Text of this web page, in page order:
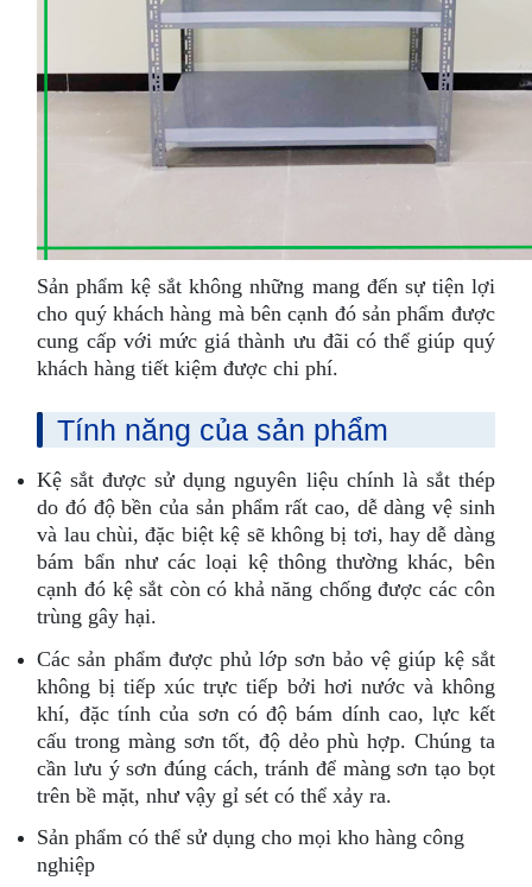
Sản phẩm kệ sắt không những mang đến sự tiện lợi
cho quý khách hàng mà bên cạnh đó sản phẩm được
cung cấp với mức giá thành ưu đãi có thể giúp quý
khách hàng tiết kiệm được chi phí.
Tính năng của sản phẩm
Kệ sắt được sử dụng nguyên liệu chính là sắt thép
do đó độ bền của sản phẩm rất cao, dễ dàng vệ sinh
và lau chùi, đặc biệt kệ sẽ không bị tơi, hay dễ dàng
bám bẩn như các loại kệ thông thường khác, bên
cạnh đó kệ sắt còn có khả năng chống được các côn
trùng gây hại.
Các sản phẩm được phủ lớp sơn bảo vệ giúp kệ sắt
không bị tiếp xúc trực tiếp bởi hơi nước và không
khí, đặc tính của sơn có độ bám dính cao, lực kết
cấu trong màng sơn tốt, độ dẻo phù hợp. Chúng ta
cần lưu ý sơn đúng cách, tránh để màng sơn tạo bọt
trên bề mặt, như vậy gỉ sét có thể xảy ra.
Sản phẩm có thể sử dụng cho mọi kho hàng công
nghiệp